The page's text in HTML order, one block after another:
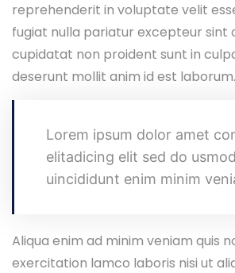
reprehenderit in voluptate velit
fugiat nulla pariatur excepteur sint
cupidatat non proident sunt in
deserunt mollit anim id est laborum.
Lorem ipsum dolor amet
elitadicing elit sed do
uincididunt enim minim
Aliqua enim ad minim veniam quis
exercitation lamco laboris nisi ut